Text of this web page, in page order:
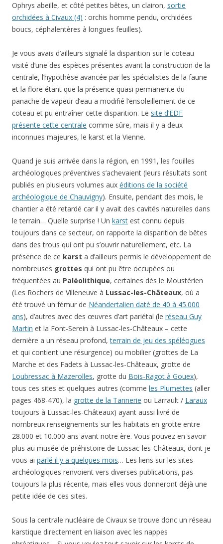
Ophrys abeille, et côté petites bêtes, un clairon, sortie
orchidées à Civaux (4) : orchis homme pendu, orchidées
boucs, céphalentères à longues feuilles).
Je vous avais d’ailleurs signalé la disparition sur le coteau
visité d’une des espèces présentes avant la construction de la
centrale, l’hypothèse avancée par les spécialistes de la faune
et la flore étant que la présence quasi permanente du
panache de vapeur d’eau a modifié l’ensoleillement de ce
coteau et pu entraîner cette disparition. Le site d’EDF
présente cette centrale comme sûre, mais il y a deux
inconnues majeures, le karst et la Vienne.
Quand je suis arrivée dans la région, en 1991, les fouilles
archéologiques préventives s’achevaient (leurs résultats sont
publiés en plusieurs volumes aux éditions de la société
archéologique de Chauvigny). Ensuite, pendant des mois, le
chantier a été retardé car il y avait des cavités naturelles dans
le terrain… Quelle surprise ! Un karst est connu depuis
toujours dans ce secteur, on rapporte la disparition de bêtes
dans des trous qui ont pu s’ouvrir naturellement, etc. La
présence de ce karst a d’ailleurs permis le développement de
nombreuses grottes qui ont pu être occupées ou
fréquentées au Paléolithique, certaines dès le Moustérien
(Les Rochers de Villeneuve à Lussac-les-Châteaux, où a
été trouvé un fémur de Néandertalien daté de 40 à 45.000
ans), d’autres avec des œuvres d’art pariétal (le réseau Guy
Martin et la Font-Serein à Lussac-les-Châteaux – cette
dernière a un réseau profond,terrain de jeu des spéléogues
et qui contient une résurgence) ou mobilier (grottes de La
Marche et des Fadets à Lussac-les-Châteaux, grotte de
Loubressac à Mazerolles, grotte du Bois-Ragot à Gouex),
tous ces sites et quelques autres (comme les Plumettes (aller
pages 468-470), la grotte de la Tannerie ou Larrault / Laraux
toujours à Lussac-les-Châteaux) ayant aussi livré de
nombreux renseignements sur les habitats en grotte entre
28.000 et 10.000 ans avant notre ère. Vous pouvez en savoir
plus au musée de préhistoire de Lussac-les-Châteaux, dont je
vous ai parlé il y a quelques mois… Les liens sur les sites
archéologiques renvoient vers diverses publications, pas
toujours la plus récente, mais elles vous donneront déjà une
petite idée de ces sites.
Sous la centrale nucléaire de Civaux se trouve donc un réseau
karstique directement en liaison avec les nappes